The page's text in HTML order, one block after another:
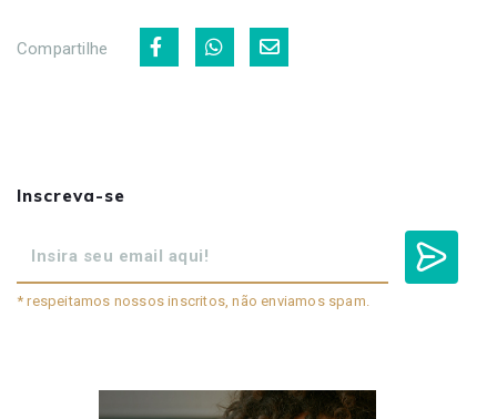
Compartilhe
Inscreva-se
* respeitamos nossos inscritos, não enviamos spam.